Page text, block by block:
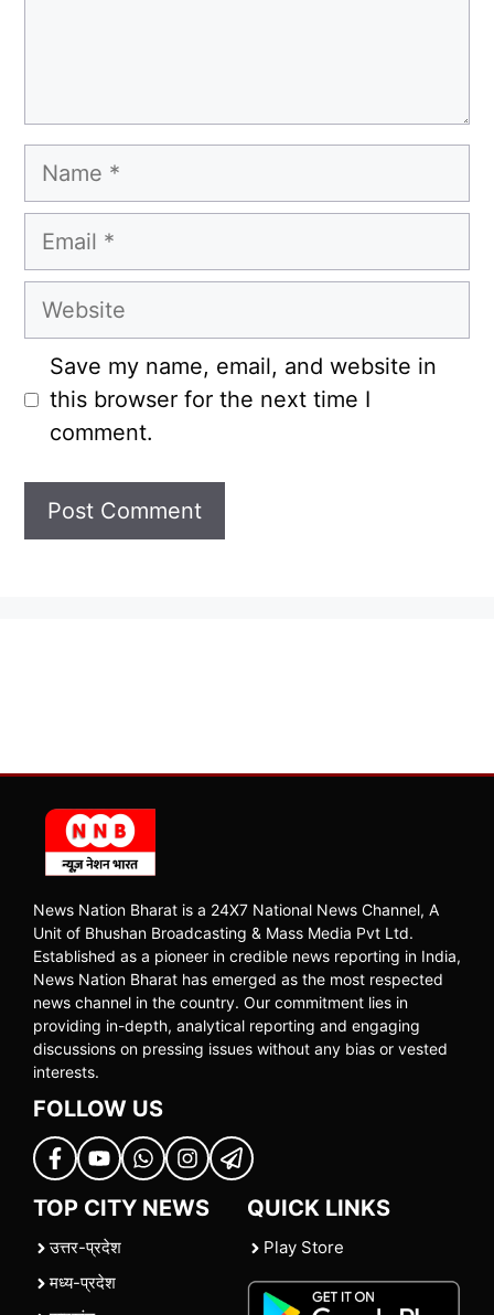
Name
Email
Website
Save my name, email, and website in
this browser for the next time I
comment.
News Nation Bharat is a 24X7 National News Channel, A
Unit of Bhushan Broadcasting & Mass Media Pvt Ltd.
Established as a pioneer in credible news reporting in India,
News Nation Bharat has emerged as the most respected
news channel in the country. Our commitment lies in
providing in-depth, analytical reporting and engaging
discussions on pressing issues without any bias or vested
interests.
FOLLOW US
TOP CITY NEWS
उत्तर-प्रदेश
मध्य-प्रदेश
QUICK LINKS
Play Store